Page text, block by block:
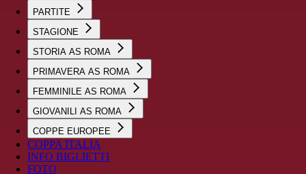
PARTITE
STAGIONE
STORIA AS ROMA
PRIMAVERA AS ROMA
FEMMINILE AS ROMA
GIOVANILI AS ROMA
COPPE EUROPEE
COPPA ITALIA
INFO BIGLIETTI
FOTO